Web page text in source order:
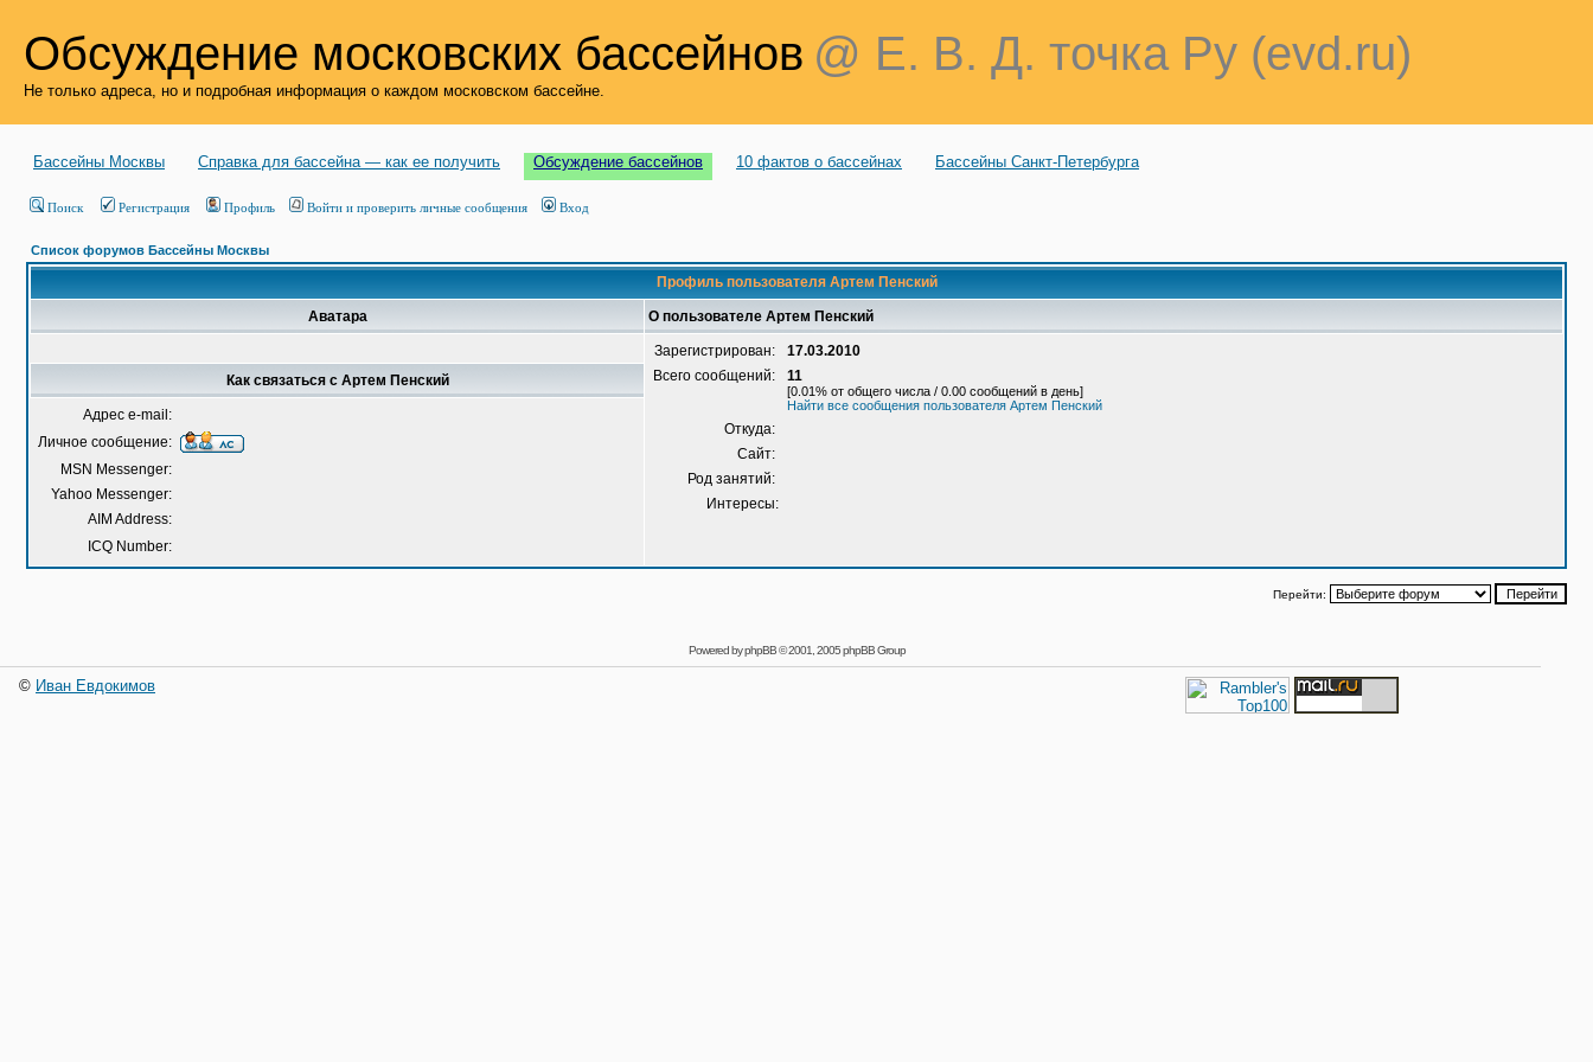
Обсуждение московских бассейнов @ Е. В. Д. точка Ру (evd.ru)
Не только адреса, но и подробная информация о каждом московском бассейне.
Бассейны Москвы Справка для бассейна — как ее получить Обсуждение бассейнов 10 фактов о бассейнах Бассейны Санкт-Петербурга
Поиск Регистрация Профиль Войти и проверить личные сообщения Вход
Список форумов Бассейны Москвы
Профиль пользователя Артем Пенский
Аватара О пользователе Артем Пенский
Зарегистрирован:
17.03.2010
Всего сообщений:
11
[0.01% от общего числа / 0.00 сообщений в день]
Найти все сообщения пользователя Артем Пенский
Откуда:
Сайт:
Род занятий:
Интересы:
Как связаться с Артем Пенский
Адрес e-mail:
Личное сообщение:
MSN Messenger:
Yahoo Messenger:
AIM Address:
ICQ Number:
Перейти:
Powered byphpBB© 2001, 2005 phpBB Group
© Иван Евдокимов